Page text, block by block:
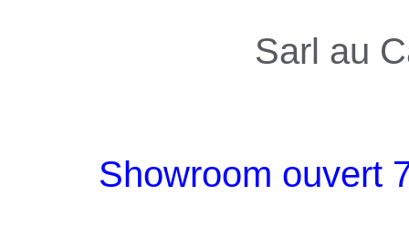
Sarl au
Showroom ouvert